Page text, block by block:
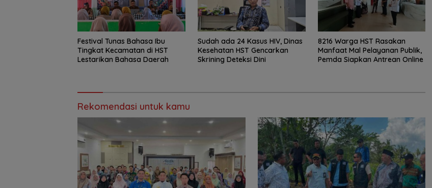
Festival Tunas Bahasa Ibu
Tingkat Kecamatan di HST
Lestarikan Bahasa Daerah
Sudah ada 24 Kasus HIV, Dinas
Kesehatan HST Gencarkan
Skrining Deteksi Dini
8216 Warga HST Rasakan
Manfaat Mal Pelayanan Publik,
Pemda Siapkan Antrean Online
Rekomendasi untuk kamu